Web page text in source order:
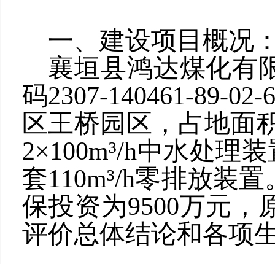
一、建设项目概况
襄垣县鸿达煤化有
码2307-140461-89-
区王桥园区，占地面
2×100m³/h中水处理
套110m³/h零排放装置
保投资为9500万元，
评价总体结论和各项